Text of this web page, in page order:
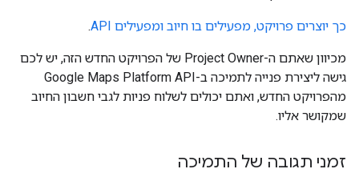
כך יוצרים פרויקט, מפעילים בו חיוב ומפעילים API .
מכיוון שאתם ה-Project Owner של הפרויקט החדש הזה, יש לכם
גישה ליצירת פנייה לתמיכה ב-Google Maps Platform API
מהפרויקט החדש, ואתם יכולים לשלוח פניות לגבי חשבון החיוב
שמקושר אליו.
זמני תגובה של התמיכה